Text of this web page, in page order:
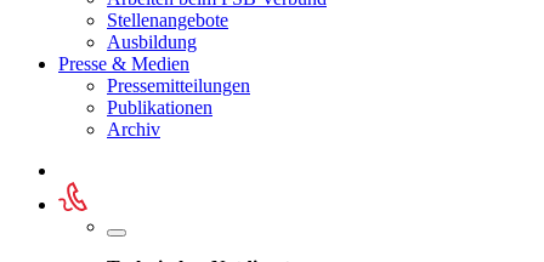
Stellenangebote
Ausbildung
Presse & Medien
Pressemitteilungen
Publikationen
Archiv